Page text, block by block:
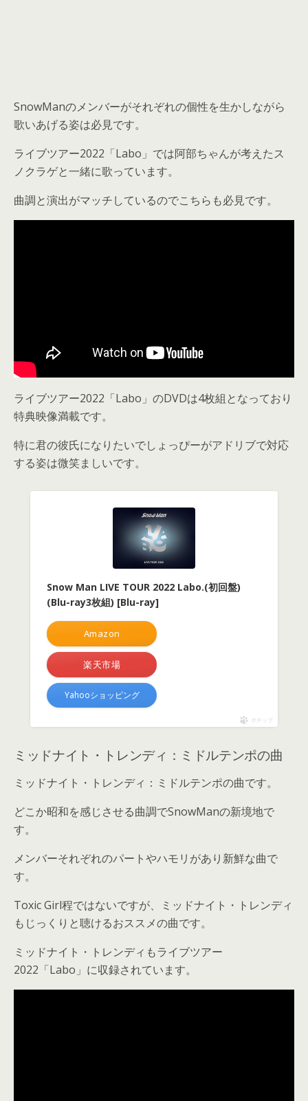
SnowManのメンバーがそれぞれの個性を生かしながら
歌いあげる姿は必見です。
ライブツアー2022「Labo」では阿部ちゃんが考えたス
ノクラゲと一緒に歌っています。
曲調と演出がマッチしているのでこちらも必見です。
ライブツアー2022「Labo」のDVDは4枚組となっており
特典映像満載です。
特に君の彼氏になりたいでしょっぴーがアドリブで対応
する姿は微笑ましいです。
Snow Man LIVE TOUR 2022 Labo.(初回盤)
(Blu-ray3枚組) [Blu-ray]
Amazon
楽天市場
Yahooショッピング
ポチップ
ミッドナイト・トレンディ：ミドルテンポの曲
ミッドナイト・トレンディ：ミドルテンポの曲です。
どこか昭和を感じさせる曲調でSnowManの新境地で
す。
メンバーそれぞれのパートやハモリがあり新鮮な曲で
す。
Toxic Girl程ではないですが、ミッドナイト・トレンディ
もじっくりと聴けるおススメの曲です。
ミッドナイト・トレンディもライブツアー
2022「Labo」に収録されています。